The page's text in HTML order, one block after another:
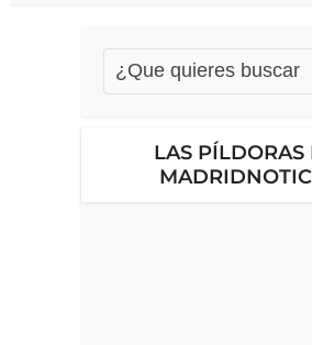
LAS PÍLDORAS